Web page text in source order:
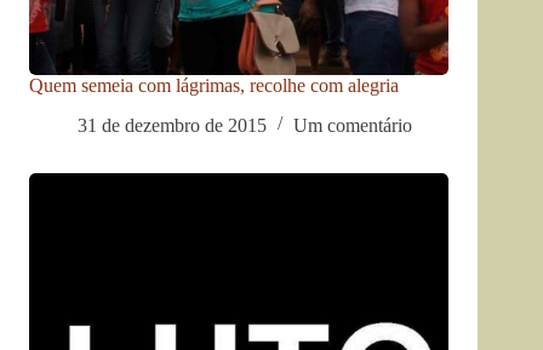
Quem semeia com lágrimas, recolhe com alegria
31 de dezembro de 2015
Um comentário